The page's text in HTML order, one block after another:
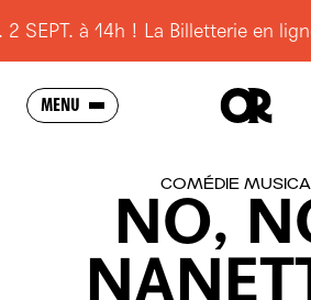
MENU
SAISON
L'OPÉRA
SCOLAIRES
COMÉDIE
NO,
à 14h ! La Billetterie en ligne